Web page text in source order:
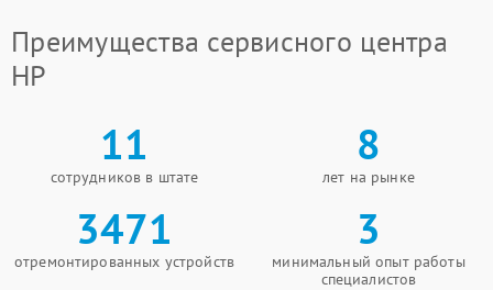
Преимущества сервисного центра
HP
11
сотрудников в штате
8
лет на рынке
3471
отремонтированных устройств
3
минимальный опыт работы
специалистов